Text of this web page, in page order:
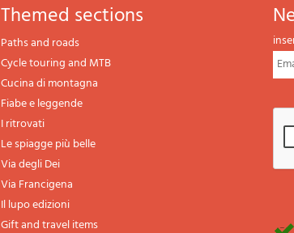
themed sections
Paths and roads
Cycle touring and MTB
Cucina di montagna
Fiabe e leggende
I ritrovati
Le spiagge più belle
Via degli Dei
Via Francigena
Il lupo edizioni
Gift and travel items